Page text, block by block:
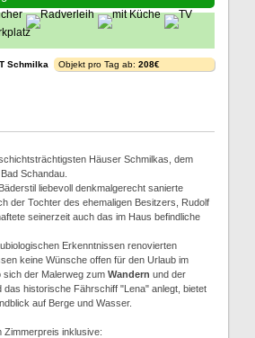
Schmilka
Objekt pro Tag ab: 208€
Häuser Schmilkas, dem
Schandau.
liebevoll denkmalgerecht sanierte
der Tochter des ehemaligen Besitzers, Rudolf
seinerzeit auch das im Haus befindliche
Erkenntnissen renovierten
keine Wünsche offen für den Urlaub im
sich der Malerweg zum Wandern und der
das historische Fährschiff "Lena" anlegt, bietet
auf Berge und Wasser.
Zimmerpreis inklusive: